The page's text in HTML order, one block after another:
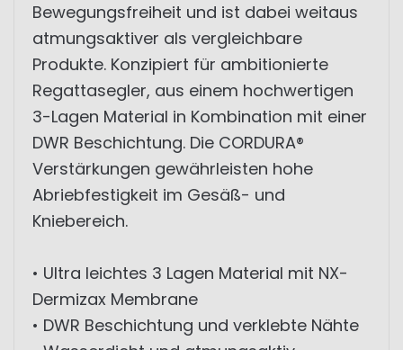
Bewegungsfreiheit und ist dabei weitaus
atmungsaktiver als vergleichbare
Produkte. Konzipiert für ambitionierte
Regattasegler, aus einem hochwertigen
3-Lagen Material in Kombination mit einer
DWR Beschichtung. Die CORDURA®
Verstärkungen gewährleisten hohe
Abriebfestigkeit im Gesäß- und
Kniebereich.
• Ultra leichtes 3 Lagen Material mit NX-
Dermizax Membrane
• DWR Beschichtung und verklebte Nähte